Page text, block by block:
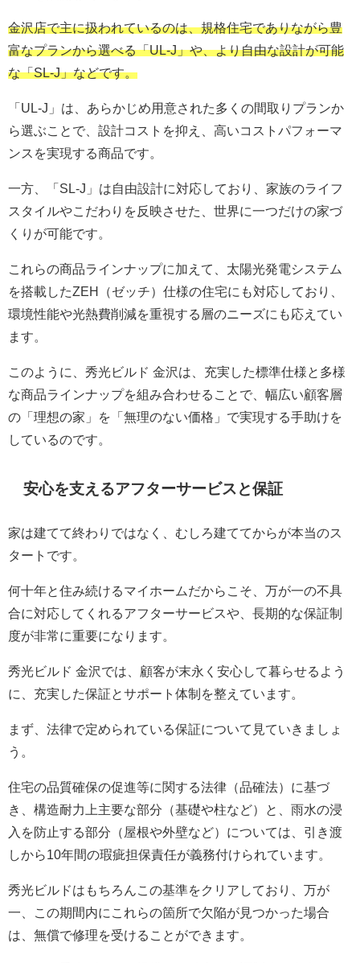
金沢店で主に扱われているのは、規格住宅でありながら豊
富なプランから選べる「UL-J」や、より自由な設計が可能
な「SL-J」などです。
「UL-J」は、あらかじめ用意された多くの間取りプランか
ら選ぶことで、設計コストを抑え、高いコストパフォーマ
ンスを実現する商品です。
一方、「SL-J」は自由設計に対応しており、家族のライフ
スタイルやこだわりを反映させた、世界に一つだけの家づ
くりが可能です。
これらの商品ラインナップに加えて、太陽光発電システム
を搭載したZEH（ゼッチ）仕様の住宅にも対応しており、
環境性能や光熱費削減を重視する層のニーズにも応えてい
ます。
このように、秀光ビルド 金沢は、充実した標準仕様と多様
な商品ラインナップを組み合わせることで、幅広い顧客層
の「理想の家」を「無理のない価格」で実現する手助けを
しているのです。
安心を支えるアフターサービスと保証
家は建てて終わりではなく、むしろ建ててからが本当のス
タートです。
何十年と住み続けるマイホームだからこそ、万が一の不具
合に対応してくれるアフターサービスや、長期的な保証制
度が非常に重要になります。
秀光ビルド 金沢では、顧客が末永く安心して暮らせるよう
に、充実した保証とサポート体制を整えています。
まず、法律で定められている保証について見ていきましょ
う。
住宅の品質確保の促進等に関する法律（品確法）に基づ
き、構造耐力上主要な部分（基礎や柱など）と、雨水の浸
入を防止する部分（屋根や外壁など）については、引き渡
しから10年間の瑕疵担保責任が義務付けられています。
秀光ビルドはもちろんこの基準をクリアしており、万が
一、この期間内にこれらの箇所で欠陥が見つかった場合
は、無償で修理を受けることができます。